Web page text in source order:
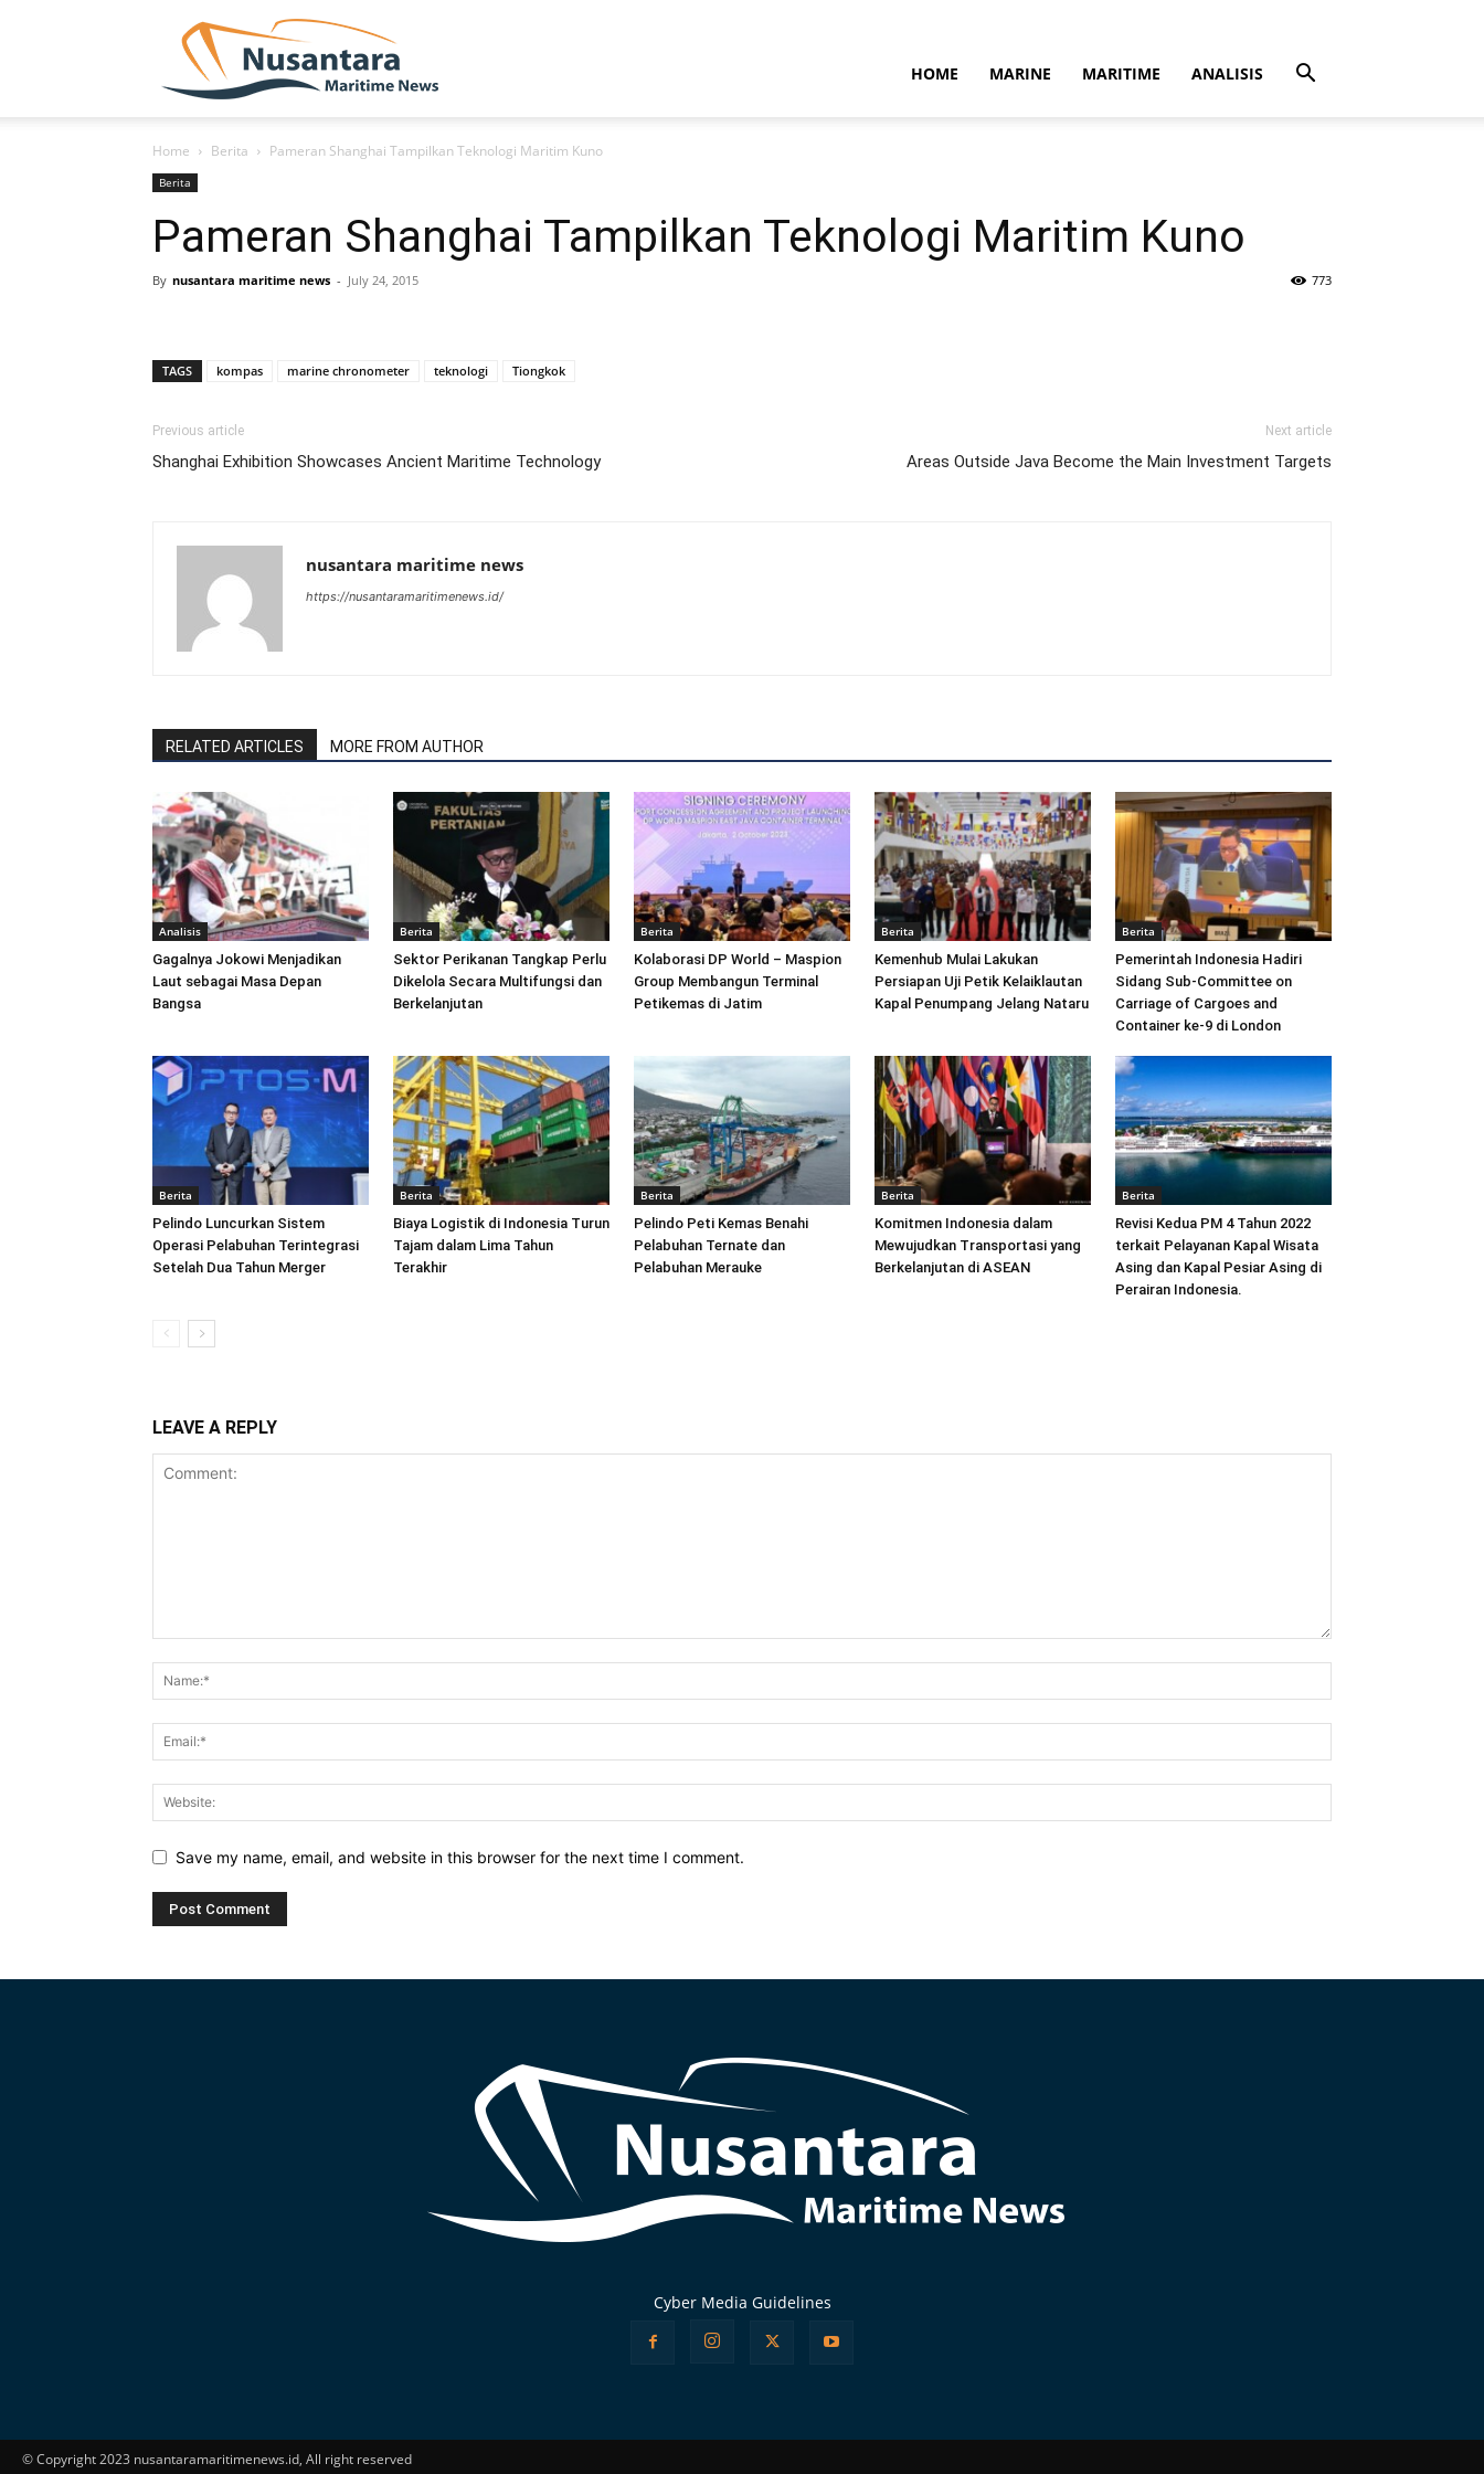
HOME MARINE MARITIME ANALISIS
Home Berita Pameran Shanghai Tampilkan Teknologi Maritim Kuno
Berita
Pameran Shanghai Tampilkan Teknologi Maritim Kuno
By nusantara maritime news - July 24, 2015 773
TAGS kompas marine chronometer teknologi Tiongkok
Previous article
Shanghai Exhibition Showcases Ancient Maritime Technology
Next article
Areas Outside Java Become the Main Investment Targets
nusantara maritime news
https://nusantaramaritimenews.id/
RELATED ARTICLES MORE FROM AUTHOR
Analisis
Gagalnya Jokowi Menjadikan
Laut sebagai Masa Depan
Bangsa
Berita
Sektor Perikanan Tangkap Perlu
Dikelola Secara Multifungsi dan
Berkelanjutan
Berita
Kolaborasi DP World – Maspion
Group Membangun Terminal
Petikemas di Jatim
Berita
Kemenhub Mulai Lakukan
Persiapan Uji Petik Kelaiklautan
Kapal Penumpang Jelang Nataru
Berita
Pemerintah Indonesia Hadiri
Sidang Sub-Committee on
Carriage of Cargoes and
Container ke-9 di London
Berita
Pelindo Luncurkan Sistem
Operasi Pelabuhan Terintegrasi
Setelah Dua Tahun Merger
Berita
Biaya Logistik di Indonesia Turun
Tajam dalam Lima Tahun
Terakhir
Berita
Pelindo Peti Kemas Benahi
Pelabuhan Ternate dan
Pelabuhan Merauke
Berita
Komitmen Indonesia dalam
Mewujudkan Transportasi yang
Berkelanjutan di ASEAN
Berita
Revisi Kedua PM 4 Tahun 2022
terkait Pelayanan Kapal Wisata
Asing dan Kapal Pesiar Asing di
Perairan Indonesia.
LEAVE A REPLY
Save my name, email, and website in this browser for the next time I comment.
Cyber Media Guidelines
© Copyright 2023 nusantaramaritimenews.id, All right reserved